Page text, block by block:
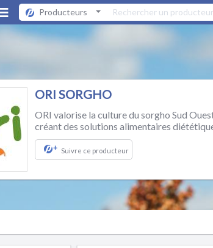
Producteurs
ORI SORGHO
ORI valorise la culture du sorgho Sud
créant des solutions alimentaires
+ Suivre ce producteur